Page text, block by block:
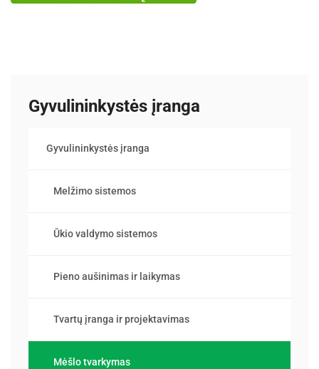
Gyvulininkystės įranga
Gyvulininkystės įranga
Melžimo sistemos
Ūkio valdymo sistemos
Pieno aušinimas ir laikymas
Tvartų įranga ir projektavimas
Mėšlo tvarkymas